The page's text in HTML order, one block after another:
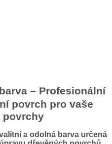
– Profesionální
povrch pro vaše
povrchy
a odolná barva určená